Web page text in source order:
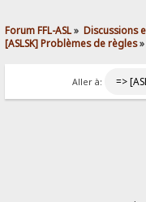
Forum FFL-ASL» Discussions
[ASLSK] Problèmes de règles»
Aller à: